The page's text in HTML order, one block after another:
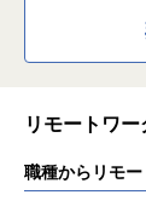
リモートワ
職種からリモ